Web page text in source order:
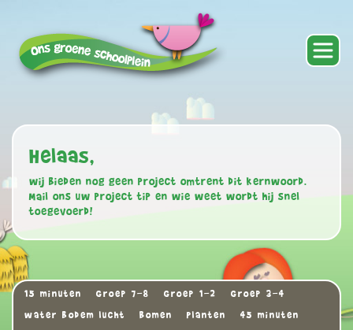
Helaas,
wij bieden nog geen project omtrent dit kernwoord.
Mail ons uw project tip en wie weet wordt hij snel
toegevoerd!
15 minuten Groep 7-8 Groep 1-2
Groep 3-4
water bodem lucht
Bomen Planten
45 minuten